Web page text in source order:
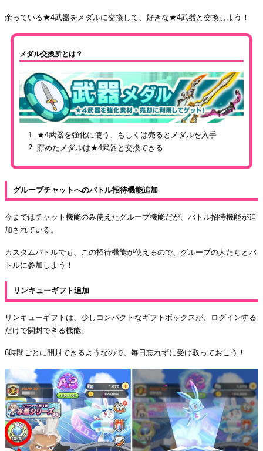
余っている★4武器をメダルに交換して、好きな★4武器と交換しよう！
メダル交換所とは？
★4武器を強化に使う、もしくは売るとメダルを入手
貯めたメダルは★4武器と交換できる
グループチャットへのバトル招待機能追加
今まではチャット機能のみ使えたグループ機能だが、バトル招待機能が追
加されている。
カスタムバトルでも、この招待機能が使えるので、グループの人たちとバ
トルに参加しよう！
リンキューギフト追加
リンキューギフトは、少しコンパクトなギフトボックスが、ログインする
だけで開封できる機能。
6時間ごとに開封できるようなので、毎日忘れずに受け取っておこう！